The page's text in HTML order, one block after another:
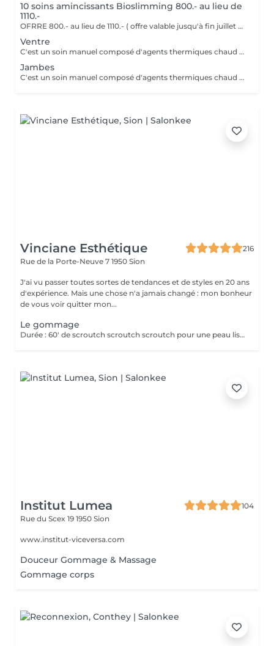
10 soins amincissants Bioslimming 800.- au lieu de
1110.-
OFRRE 800.- au lieu de 1110.- ( offre valable jusqu'à fin juillet ) Cet enveloppement amincissant offre des bienfaits remarquables, faisant de lui un soin tout en un qui procure une expérience exceptionnelle. Les résultats sont visible dès la première séance. La silhouette est redéfinie et la peau embellie. - Réduction des graisses localisées - Fermeté & tonicité de la peau - Améliore la circulation & draine - Affine, lisse & redessine la silhouette
Ventre
C'est un soin manuel composé d'agents thermiques chaud et froid en 4 étapes unique, agissant en synergie pour détoxifier, sculpter le ventre. L'enveloppement est combinée avec 4 produits hautement concentrés en actifs, caféine, algues et huiles essentielles pour garantir des résultats remarquables dès le 1er soin. - Détoxifie et augmente la circulation sanguine - Favorise la réduction des amas graisseux - Améliore la réduction des graisses indésirables le ventre, la taille. - Favorise l'amincissement, la perte de poids .
Jambes
C'est un soin manuel composé d'agents thermiques chaud et froid en 4 étapes unique, agissant en synergie pour detoxifier, combattre la cellulite, sculpter la silhouette, soulager les jambes lourdes, ou bien atténuer les vergetures. L'enveloppement est combinée avec 4 produits hautement concentrés en actifs, caféine, algues et huiles essentielles pour garantir des résultats remarquables dès le 1er soin. - Détoxifie et augmente la circulation sanguine - Favorise la réduction de la cellulite et des amas graisseux - Améliore l'apparence des varices, vergetures et favorise la réduction des graisses indésirables . - Favorise l'amincissement, la perte de poids et réduit la sensation de jambes fatiguées.
Vinciane Esthétique
216
Rue de la Porte-Neuve 7 1950 Sion
J'ai vu passer toutes sortes de tendances et de styles en 20 ans
d'expérience. Mais une chose n'a jamais changé : mon bonheur
de vous voir quitter mon...
Le gommage
Durée : 60' de scroutch scroutch scroutch pour une peau lisse et soyeuse
Institut Lumea
104
Rue du Scex 19 1950 Sion
www.institut-viceversa.com
Douceur Gommage & Massage
Gommage corps